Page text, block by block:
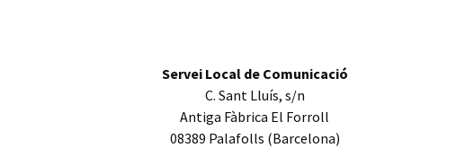
Servei Local de Comunicació
C. Sant Lluís, s/n
Antiga Fàbrica El Forroll
08389 Palafolls (Barcelona)